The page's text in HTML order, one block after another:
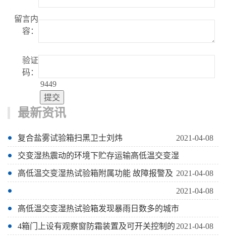
留言内
容：
验证
码：
9449
最新资讯
复合盐雾试验箱扫黑卫士刘炜 2021-04-08
交变湿热震动的环境下贮存运输高低温交变湿
2021-04-08
高低温交变湿热试验箱附属功能 故障报警及
2021-04-08
高低温交变湿热试验箱发现暴雨日数多的城市
2021-04-08
4箱门上设有观察窗防霜装置及可开关控制的